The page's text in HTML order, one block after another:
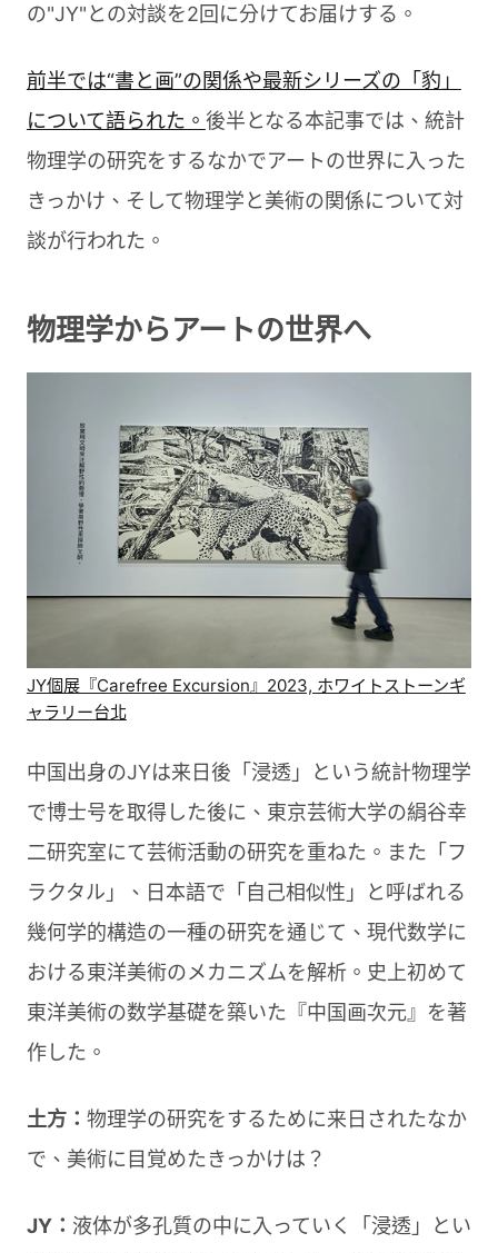
の"JY"との対談を2回に分けてお届けする。
前半では“書と画”の関係や最新シリーズの「豹」
について語られた。 後半となる本記事では、統計
物理学の研究をするなかでアートの世界に入った
きっかけ、そして物理学と美術の関係について対
談が行われた。
物理学からアートの世界へ
JY個展『Carefree Excursion』2023, ホワイトストーンギ
ャラリー台北
中国出身のJYは来日後「浸透」という統計物理学
で博士号を取得した後に、東京芸術大学の絹谷幸
二研究室にて芸術活動の研究を重ねた。また「フ
ラクタル」、日本語で「自己相似性」と呼ばれる
幾何学的構造の一種の研究を通じて、現代数学に
おける東洋美術のメカニズムを解析。史上初めて
東洋美術の数学基礎を築いた『中国画次元』を著
作した。
土方： 物理学の研究をするために来日されたなか
で、美術に目覚めたきっかけは？
JY： 液体が多孔質の中に入っていく「浸透」とい